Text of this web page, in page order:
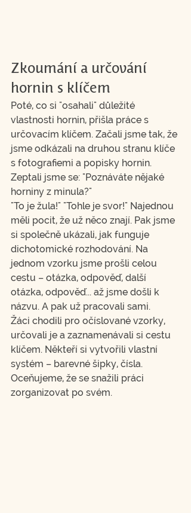
Zkoumání a určování
hornin s klíčem
Poté, co si "osahali" důležité
vlastnosti hornin, přišla práce s
určovacím klíčem. Začali jsme tak, že
jsme odkázali na druhou stranu klíče
s fotografiemi a popisky hornin.
Zeptali jsme se: "Poznáváte nějaké
horniny z minula?"
"To je žula!" "Tohle je svor!" Najednou
měli pocit, že už něco znají. Pak jsme
si společně ukázali, jak funguje
dichotomické rozhodování. Na
jednom vzorku jsme prošli celou
cestu – otázka, odpověď, další
otázka, odpověď... až jsme došli k
názvu. A pak už pracovali sami.
Žáci chodili pro očíslované vzorky,
určovali je a zaznamenávali si cestu
klíčem. Někteří si vytvořili vlastní
systém – barevné šipky, čísla.
Oceňujeme, že se snažili práci
zorganizovat po svém.